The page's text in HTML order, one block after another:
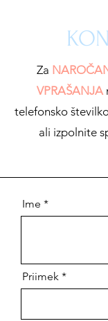
Za
VPRAŠANJA
telefonsko
ali izpolnite
Ime
Priimek